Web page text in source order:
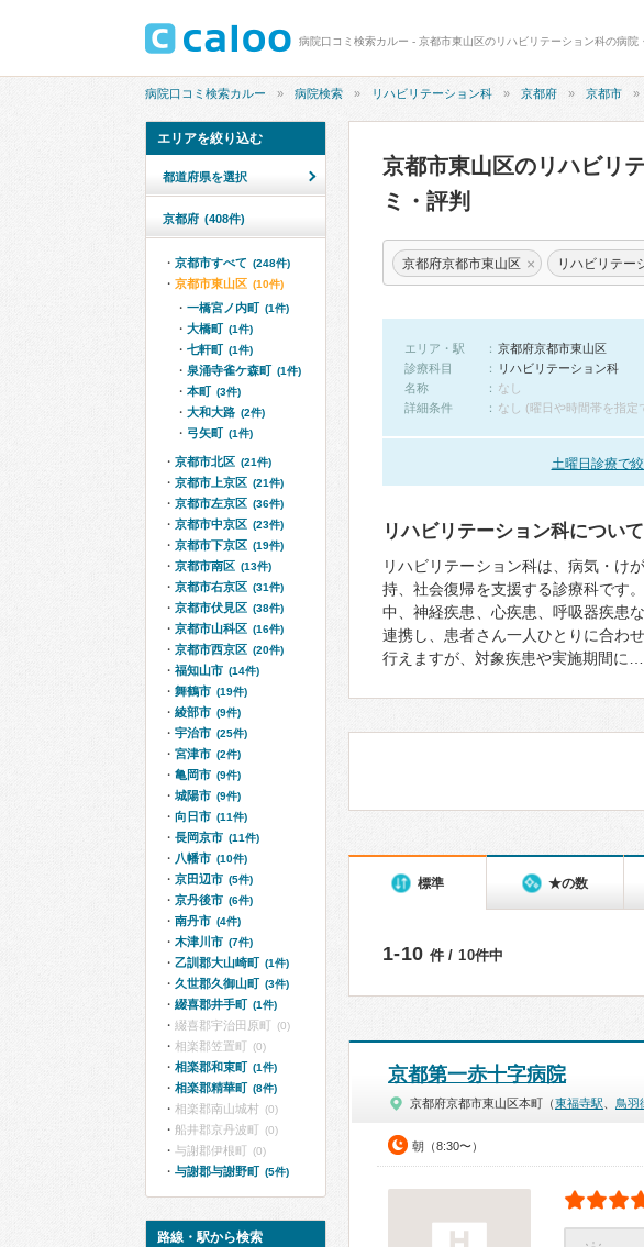
病院口コミ検索カルー - 京都市東山区のリハビリテーション科の病院
病院口コミ検索カルー 病院検索 リハビリテーション科 京都府 京都市
京都市東山区のリハビリ
ミ・評判
京都府京都市東山区 × リハビリテー
エリア・駅
京都府京都市東山区
診療科目
リハビリテーション科
名称
なし
詳細条件
なし (曜日や時間帯を指定
土曜日診療で
リハビリテーション科について
リハビリテーション科は、病気・け
持、社会復帰を支援する診療科です
中、神経疾患、心疾患、呼吸器疾患
連携し、患者さん一人ひとりに合わ
行えますが、対象疾患や実施期間に
標準 ★の数
1-10 件 / 10件中
京都第一赤十字病院
京都府京都市東山区本町（東福寺駅 鳥羽
朝（8:30〜）
エリアを絞り込む
都道府県を選択
京都府 (408件)
京都市すべて (248件)
京都市東山区 (10件)
一橋宮ノ内町 (1件)
大橋町 (1件)
七軒町 (1件)
泉涌寺雀ケ森町 (1件)
本町 (3件)
大和大路 (2件)
弓矢町 (1件)
京都市北区 (21件)
京都市上京区 (21件)
京都市左京区 (36件)
京都市中京区 (23件)
京都市下京区 (19件)
京都市南区 (13件)
京都市右京区 (31件)
京都市伏見区 (38件)
京都市山科区 (16件)
京都市西京区 (20件)
福知山市 (14件)
舞鶴市 (19件)
綾部市 (9件)
宇治市 (25件)
宮津市 (2件)
亀岡市 (9件)
城陽市 (9件)
向日市 (11件)
長岡京市 (11件)
八幡市 (10件)
京田辺市 (5件)
京丹後市 (6件)
南丹市 (4件)
木津川市 (7件)
乙訓郡大山崎町 (1件)
久世郡久御山町 (3件)
綴喜郡井手町 (1件)
綴喜郡宇治田原町 (0)
相楽郡笠置町 (0)
相楽郡和束町 (1件)
相楽郡精華町 (8件)
相楽郡南山城村 (0)
船井郡京丹波町 (0)
与謝郡伊根町 (0)
与謝郡与謝野町 (5件)
路線・駅から検索